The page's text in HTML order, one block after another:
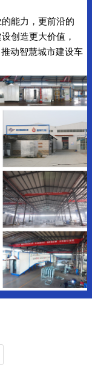
能力，更前沿的
创造更大价值，
动智慧城市建设车